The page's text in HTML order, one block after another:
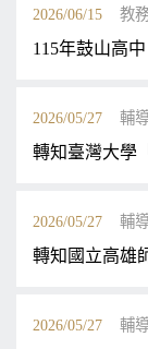
2026/06/15 教
115年鼓山高
2026/05/27 輔
轉知臺灣大學
2026/05/27 輔
轉知國立高雄
2026/05/27 輔